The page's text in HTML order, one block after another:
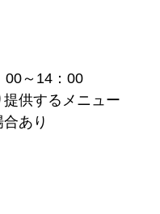
00～14：00
供するメニュー
あり